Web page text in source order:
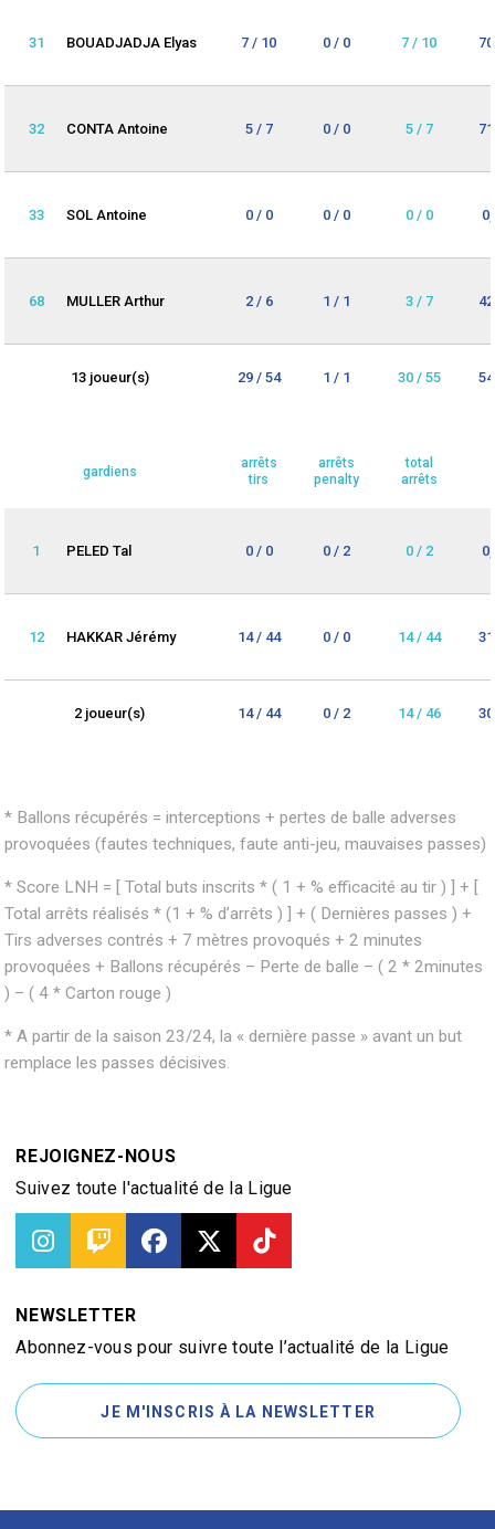
31 BOUADJADJA Elyas 7 / 10 0 / 0 7 / 10
32 CONTA Antoine 5 / 7 0 / 0 5 / 7
33 SOL Antoine 0 / 0 0 / 0 0 / 0
68 MULLER Arthur 2 / 6 1 / 1 3 / 7
13 joueur(s) 29 / 54 1 / 1 30 / 55
gardiens
arrêts
tirs
arrêts
penalty
total
arrêts
1 PELED Tal 0 / 0 0 / 2 0 / 2
12 HAKKAR Jérémy 14 / 44 0 / 0 14 / 44
2 joueur(s) 14 / 44 0 / 2 14 / 46
* Ballons récupérés = interceptions + pertes de balle adverses
provoquées (fautes techniques, faute anti-jeu, mauvaises passes)
* Score LNH = [ Total buts inscrits * ( 1 + % efficacité au tir ) ] + [
Total arrêts réalisés * (1 + % d’arrêts ) ] + ( Dernières passes ) +
Tirs adverses contrés + 7 mètres provoqués + 2 minutes
provoquées + Ballons récupérés – Perte de balle – ( 2 * 2minutes
) – ( 4 * Carton rouge )
* A partir de la saison 23/24, la « dernière passe » avant un but
remplace les passes décisives.
REJOIGNEZ-NOUS
Suivez toute l'actualité de la Ligue
NEWSLETTER
Abonnez-vous pour suivre toute l’actualité de la Ligue
JE M'INSCRIS À LA NEWSLETTER